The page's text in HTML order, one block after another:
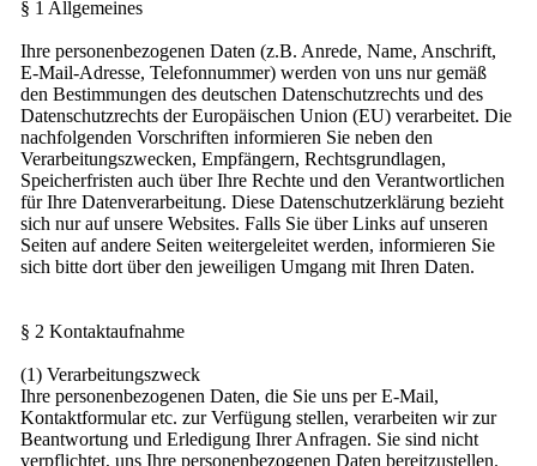
§ 1 Allgemeines
Ihre personenbezogenen Daten (z.B. Anrede, Name, Anschrift,
E-Mail-Adresse, Telefonnummer) werden von uns nur gemäß
den Bestimmungen des deutschen Datenschutzrechts und des
Datenschutzrechts der Europäischen Union (EU) verarbeitet. Die
nachfolgenden Vorschriften informieren Sie neben den
Verarbeitungszwecken, Empfängern, Rechtsgrundlagen,
Speicherfristen auch über Ihre Rechte und den Verantwortlichen
für Ihre Datenverarbeitung. Diese Datenschutzerklärung bezieht
sich nur auf unsere Websites. Falls Sie über Links auf unseren
Seiten auf andere Seiten weitergeleitet werden, informieren Sie
sich bitte dort über den jeweiligen Umgang mit Ihren Daten.
§ 2 Kontaktaufnahme
(1) Verarbeitungszweck
Ihre personenbezogenen Daten, die Sie uns per E-Mail,
Kontaktformular etc. zur Verfügung stellen, verarbeiten wir zur
Beantwortung und Erledigung Ihrer Anfragen. Sie sind nicht
verpflichtet, uns Ihre personenbezogenen Daten bereitzustellen.